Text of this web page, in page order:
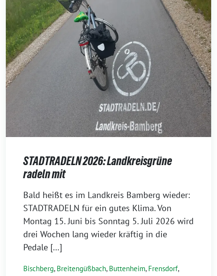
STADTRADELN 2026: Landkreisgrüne
radeln mit
30.
April
2026
Bald heißt es im Landkreis Bamberg wieder:
STADTRADELN für ein gutes Klima. Von
Montag 15. Juni bis Sonntag 5. Juli 2026 wird
drei Wochen lang wieder kräftig in die
Pedale […]
Bischberg, Breitengüßbach, Buttenheim, Frensdorf,